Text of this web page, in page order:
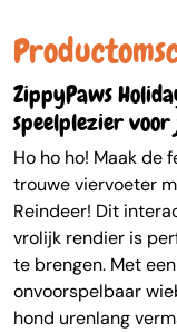
ZippyPaws
speelplezier voor
Ho ho ho! Maak de
trouwe viervoeter
Reindeer! Dit
vrolijk rendier is
te brengen. Met
onvoorspelbaar
hond urenlang